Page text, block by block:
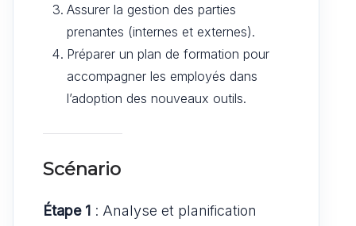
Assurer la gestion des parties
prenantes (internes et externes).
Préparer un plan de formation pour
accompagner les employés dans
l’adoption des nouveaux outils.
Scénario
Étape 1 : Analyse et planification